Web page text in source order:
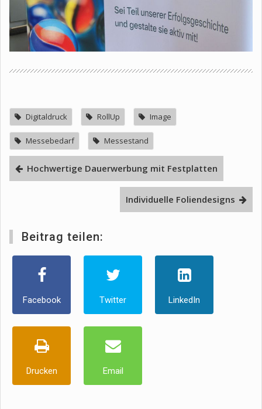
Digitaldruck RollUp Image
Messebedarf Messestand
Hochwertige Dauerwerbung mit Festplatten
Individuelle Foliendesigns
Beitrag teilen:
Facebook Twitter LinkedIn
Drucken Email